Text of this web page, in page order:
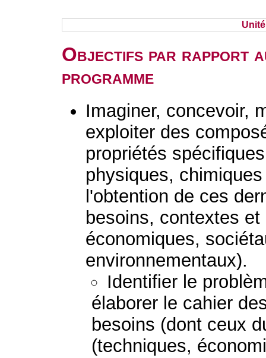
Objectifs par rapport
programme
Imaginer, concevoir,
exploiter des
propriétés
physiques,
l'obtention de ces
besoins, contextes
économiques,
environnementaux).
Identifier le
élaborer le cahier
besoins (dont ceux
(techniques,